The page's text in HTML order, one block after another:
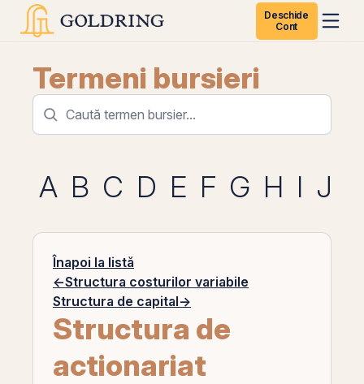
Deschide
Cont
Termeni bursieri
A B C D E F G H I J
Înapoi la listă
←Structura costurilor variabile
Structura de capital→
Structura de
actionariat